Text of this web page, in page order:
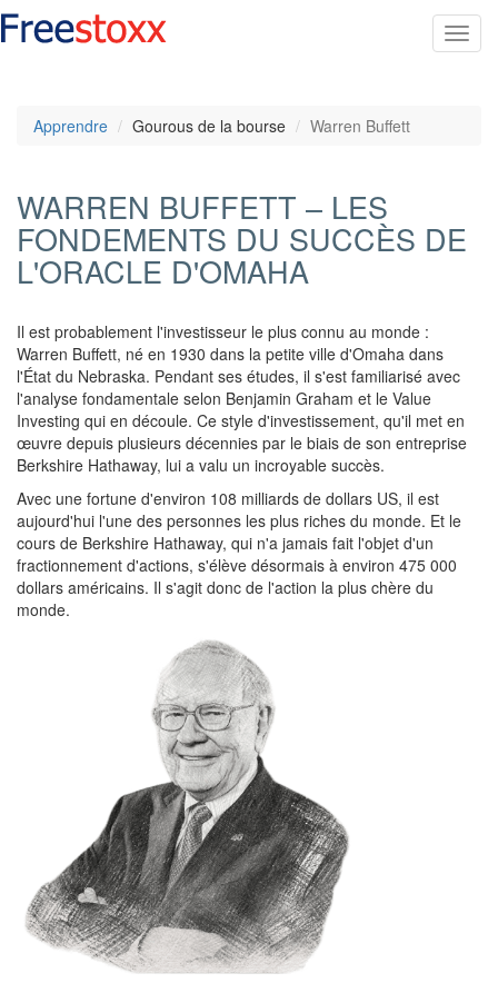
Apprendre Gourous de la bourse Warren Buffett
WARREN BUFFETT – LES
FONDEMENTS DU SUCCÈS DE
L'ORACLE D'OMAHA
Il est probablement l'investisseur le plus connu au monde :
Warren Buffett, né en 1930 dans la petite ville d'Omaha dans
l'État du Nebraska. Pendant ses études, il s'est familiarisé avec
l'analyse fondamentale selon Benjamin Graham et le Value
Investing qui en découle. Ce style d'investissement, qu'il met en
œuvre depuis plusieurs décennies par le biais de son entreprise
Berkshire Hathaway, lui a valu un incroyable succès.
Avec une fortune d'environ 108 milliards de dollars US, il est
aujourd'hui l'une des personnes les plus riches du monde. Et le
cours de Berkshire Hathaway, qui n'a jamais fait l'objet d'un
fractionnement d'actions, s'élève désormais à environ 475 000
dollars américains. Il s'agit donc de l'action la plus chère du
monde.